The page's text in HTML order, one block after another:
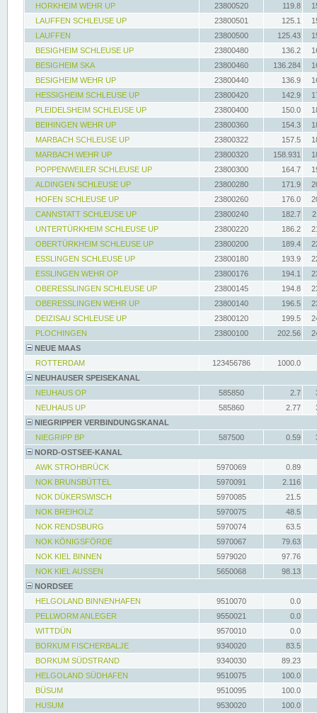
HORKHEIM WEHR UP
23800520 119.8
LAUFFEN SCHLEUSE UP
23800501 125.1
LAUFFEN
23800500 125.43
BESIGHEIM SCHLEUSE UP
23800480 136.2
BESIGHEIM SKA
23800460 136.284
BESIGHEIM WEHR UP
23800440 136.9
HESSIGHEIM SCHLEUSE UP
23800420 142.9
PLEIDELSHEIM SCHLEUSE UP
23800400 150.0
BEIHINGEN WEHR UP
23800360 154.3
MARBACH SCHLEUSE UP
23800322 157.5
MARBACH WEHR UP
23800320 158.931
POPPENWEILER SCHLEUSE UP
23800300 164.7
ALDINGEN SCHLEUSE UP
23800280 171.9
HOFEN SCHLEUSE UP
23800260 176.0
CANNSTATT SCHLEUSE UP
23800240 182.7
UNTERTÜRKHEIM SCHLEUSE UP
23800220 186.2
OBERTÜRKHEIM SCHLEUSE UP
23800200 189.4
ESSLINGEN SCHLEUSE UP
23800180 193.9
ESSLINGEN WEHR OP
23800176 194.1
OBERESSLINGEN SCHLEUSE UP
23800145 194.8
OBERESSLINGEN WEHR UP
23800140 196.5
DEIZISAU SCHLEUSE UP
23800120 199.5
PLOCHINGEN
23800100 202.56
NEUE MAAS
ROTTERDAM
123456786
1000.0
NEUHAUSER SPEISEKANAL
NEUHAUS OP
585850 2.7
NEUHAUS UP
585860 2.77
NIEGRIPPER VERBINDUNGSKANAL
NIEGRIPP BP
587500 0.59
NORD-OSTSEE-KANAL
AWK STROHBRÜCK
5970069
0.89
NOK BRUNSBÜTTEL
5970091
2.116
NOK DÜKERSWISCH
5970085
21.5
NOK BREIHOLZ
5970075
48.5
NOK RENDSBURG
5970074
63.5
NOK KÖNIGSFÖRDE
5970067
79.63
NOK KIEL BINNEN
5979020
97.76
NOK KIEL AUSSEN
5650068
98.13
NORDSEE
HELGOLAND BINNENHAFEN
9510070
0.0
PELLWORM ANLEGER
9550021
0.0
WITTDÜN
9570010
0.0
BORKUM FISCHERBALJE
9340020
83.5
BORKUM SÜDSTRAND
9340030
89.23
HELGOLAND SÜDHAFEN
9510075
100.0
BÜSUM
9510095
100.0
HUSUM
9530020 100.0